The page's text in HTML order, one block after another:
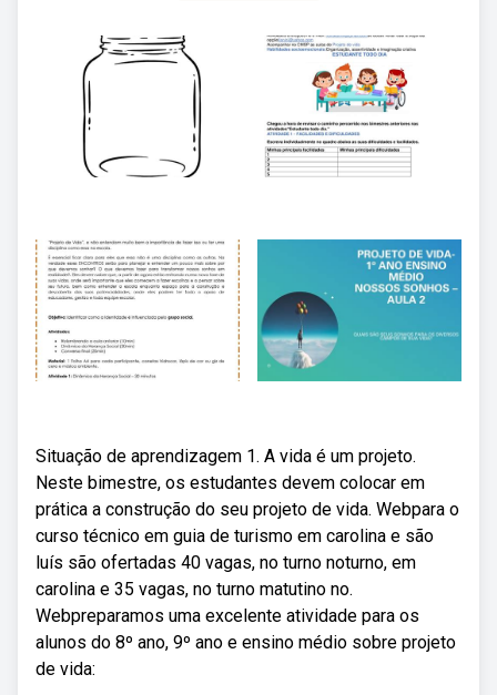
Situação de aprendizagem 1. A vida é um projeto.
Neste bimestre, os estudantes devem colocar em
prática a construção do seu projeto de vida. Webpara o
curso técnico em guia de turismo em carolina e são
luís são ofertadas 40 vagas, no turno noturno, em
carolina e 35 vagas, no turno matutino no.
Webpreparamos uma excelente atividade para os
alunos do 8º ano, 9º ano e ensino médio sobre projeto
de vida: